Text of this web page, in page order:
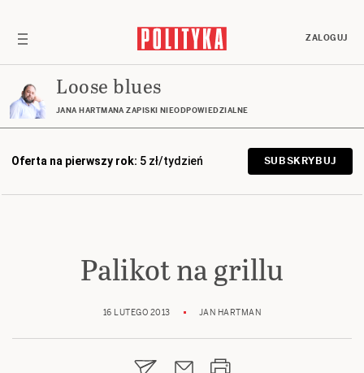
ZALOGUJ
Loose blues
JANA HARTMANA ZAPISKI NIEODPOWIEDZIALNE
Oferta na pierwszy rok: 5 zł/tydzień SUBSKRYBUJ
Palikot na grillu
16 LUTEGO 2013 JAN HARTMAN